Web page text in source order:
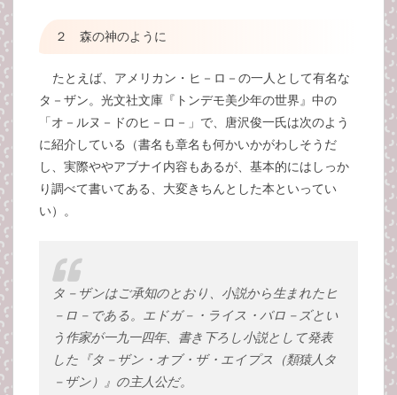
２ 森の神のように
たとえば、アメリカン・ヒ－ロ－の一人として有名な
タ－ザン。光文社文庫『トンデモ美少年の世界』中の
「オ－ルヌ－ドのヒ－ロ－」で、唐沢俊一氏は次のよう
に紹介している（書名も章名も何かいかがわしそうだ
し、実際ややアブナイ内容もあるが、基本的にはしっか
り調べて書いてある、大変きちんとした本といってい
い）。
タ－ザンはご承知のとおり、小説から生まれたヒ
－ロ－である。エドガ－・ライス・バロ－ズとい
う作家が一九一四年、書き下ろし小説として発表
した『タ－ザン・オブ・ザ・エイプス（類猿人タ
－ザン）』の主人公だ。